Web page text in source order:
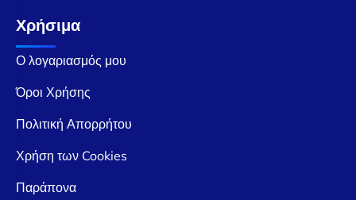
Χρήσιμα
Ο λογαριασμός μου
Όροι Χρήσης
Πολιτική Απορρήτου
Χρήση των Cookies
Παράπονα